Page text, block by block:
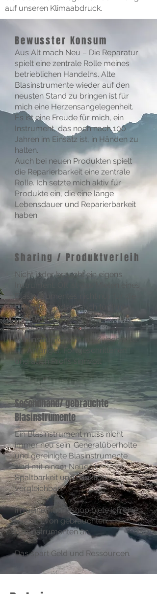
auf unseren Klimaabdruck.
Bewusster Konsum
Aus Alt mach Neu – Die Reparatur
spielt eine zentrale Rolle meines
betrieblichen Handelns. Alte
Blasinstrumente wieder auf den
neusten Stand zu bringen ist für
mich eine Herzensangelegenheit.
Es ist eine Freude für mich, ein
Instrument, das noch nach 100
Jahren im Einsatz ist, in Händen zu
halten.
Auch bei neuen Produkten spielt
die Reparierbarkeit eine zentrale
Rolle. Ich setzte mich aktiv für
Produkte ein, die eine lange
Lebensdauer und Reparierbarkeit
haben.
Sharing / Produktverleih
Nicht jeder braucht ein eigens
Instrument. Oft ist das Mieten eines
Blasinstrumentes nicht nur für die
Umwelt, sondern auch für Ihren
Geldbeutel sinnvoll.
Die Vermietung von
Blasinstrumenten und Zubehör ist
für Anfänger, Fortgeschrittenen
und auch Profis sinnvoll.
Secondhand/ gebrauchte
Blasinstrumente
Ein Blasinstrument muss nicht
immer neu sein. Generalüberholte
und gereinigte Blasinstrumente
sind mit einem Neuen in
Spaltbarkeit und Funktion
vergleichbar.
In meinem Webshop biete ich eine
Vielzahl von gebrauchten
Blasinstrumenten an.
Das spart Geld und Ressourcen.